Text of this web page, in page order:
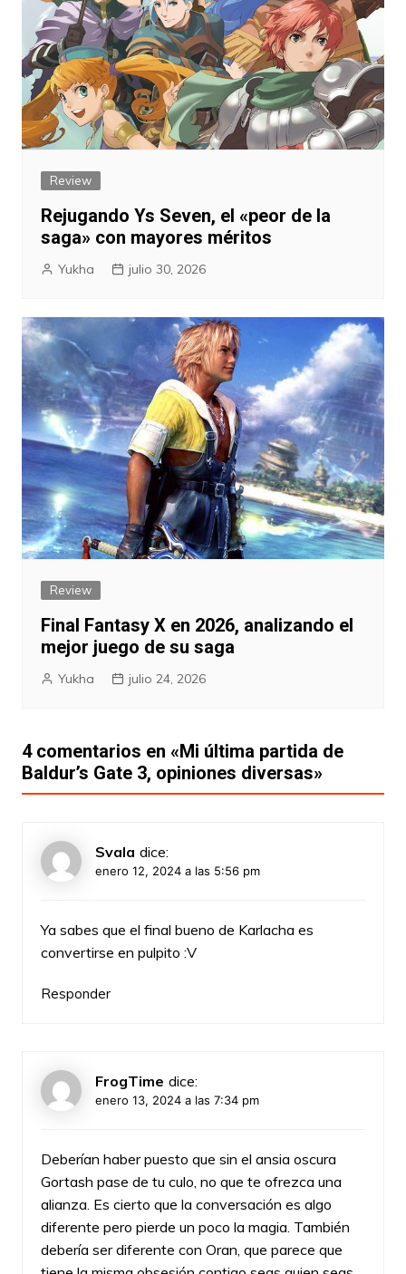
Review
Rejugando Ys Seven, el «peor de la
saga» con mayores méritos
Yukha julio 30, 2026
Review
Final Fantasy X en 2026, analizando el
mejor juego de su saga
Yukha julio 24, 2026
4 comentarios en «Mi última partida de
Baldur’s Gate 3, opiniones diversas»
Svala dice:
enero 12, 2024 a las 5:56 pm
Ya sabes que el final bueno de Karlacha es
convertirse en pulpito :V
Responder
FrogTime dice:
enero 13, 2024 a las 7:34 pm
Deberían haber puesto que sin el ansia oscura
Gortash pase de tu culo, no que te ofrezca una
alianza. Es cierto que la conversación es algo
diferente pero pierde un poco la magia. También
debería ser diferente con Oran, que parece que